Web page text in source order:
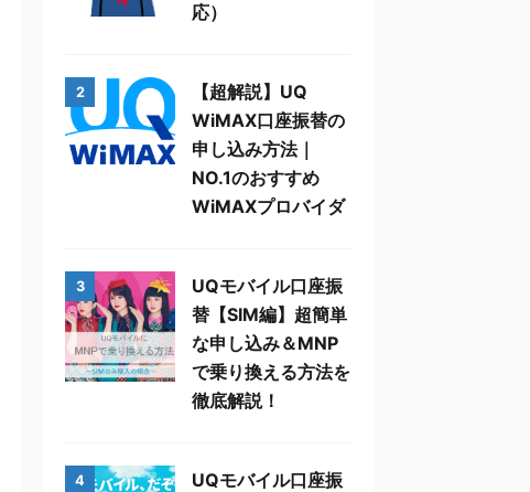
応）
2
【超解説】UQ
WiMAX口座振替の
申し込み方法｜
NO.1のおすすめ
WiMAXプロバイダ
3
UQモバイル口座振
替【SIM編】超簡単
な申し込み＆MNP
で乗り換える方法を
徹底解説！
4
UQモバイル口座振